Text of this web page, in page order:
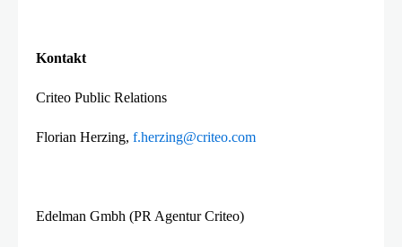
Kontakt
Criteo Public Relations
Florian Herzing, f.herzing@criteo.com
Edelman Gmbh (PR Agentur Criteo)